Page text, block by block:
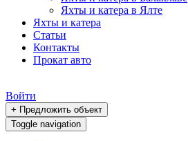
Яхты и катера в Ялте
Яхты и катера
Статьи
Контакты
Прокат авто
Войти
+ Предложить объект
Toggle navigation